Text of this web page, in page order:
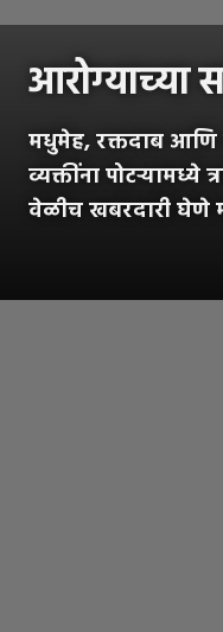
आरोग्याच्या
मधुमेह, रक्तदाब आणि
व्यक्तींना पोटऱ्यामध्ये
वेळीच खबरदारी घेणे